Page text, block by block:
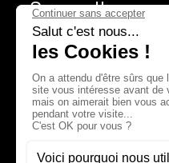
Soumettre une
Page Facebook de
Page Instagram de
Page Linkedin